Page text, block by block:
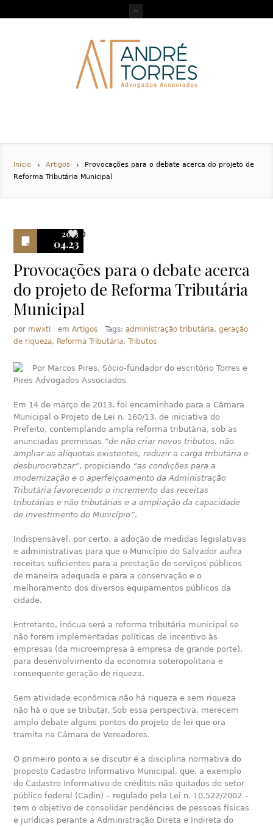
Início Artigos
Provocações para o debate acerca do projeto de
Reforma Tributária Municipal
2013
04.23
0
Provocações para o debate acerca
do projeto de Reforma Tributária
Municipal
por mwxti emArtigos Tags:administração tributária,geração
de riqueza, Reforma Tributária,Tributos
Por Marcos Pires, Sócio-fundador do escritório Torres e
Pires Advogados Associados
Em 14 de março de 2013, foi encaminhado para a Câmara
Municipal o Projeto de Lei n. 160/13, de iniciativa do
Prefeito, contemplando ampla reforma tributária, sob as
anunciadas premissas “de não criar novos tributos, não
ampliar as alíquotas existentes, reduzir a carga tributária e
desburocratizar”, propiciando “as condições para a
modernização e o aperfeiçoamento da Administração
Tributária favorecendo o incremento das receitas
tributárias e não tributárias e a ampliação da capacidade
de investimento do Município”.
Indispensável, por certo, a adoção de medidas legislativas
e administrativas para que o Município do Salvador aufira
receitas suficientes para a prestação de serviços públicos
de maneira adequada e para a conservação e o
melhoramento dos diversos equipamentos públicos da
cidade.
Entretanto, inócua será a reforma tributária municipal se
não forem implementadas políticas de incentivo às
empresas (da microempresa à empresa de grande porte),
para desenvolvimento da economia soteropolitana e
consequente geração de riqueza.
Sem atividade econômica não há riqueza e sem riqueza
não há o que se tributar. Sob essa perspectiva, merecem
amplo debate alguns pontos do projeto de lei que ora
tramita na Câmara de Vereadores.
O primeiro ponto a se discutir é a disciplina normativa do
proposto Cadastro Informativo Municipal, que, a exemplo
do Cadastro Informativo de créditos não quitados do setor
público federal (Cadin) – regulado pela Lei n. 10.522/2002 –
tem o objetivo de consolidar pendências de pessoas físicas
e jurídicas perante a Administração Direta e Indireta do